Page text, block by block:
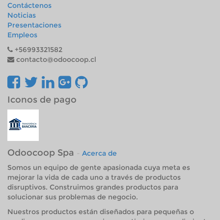
Contáctenos
Noticias
Presentaciones
Empleos
+56993321582
contacto@odoocoop.cl
Iconos de pago
Odoocoop Spa Acerca de
Somos un equipo de gente apasionada cuya meta es
mejorar la vida de cada uno a través de productos
disruptivos. Construimos grandes productos para
solucionar sus problemas de negocio.
Nuestros productos están diseñados para pequeñas o